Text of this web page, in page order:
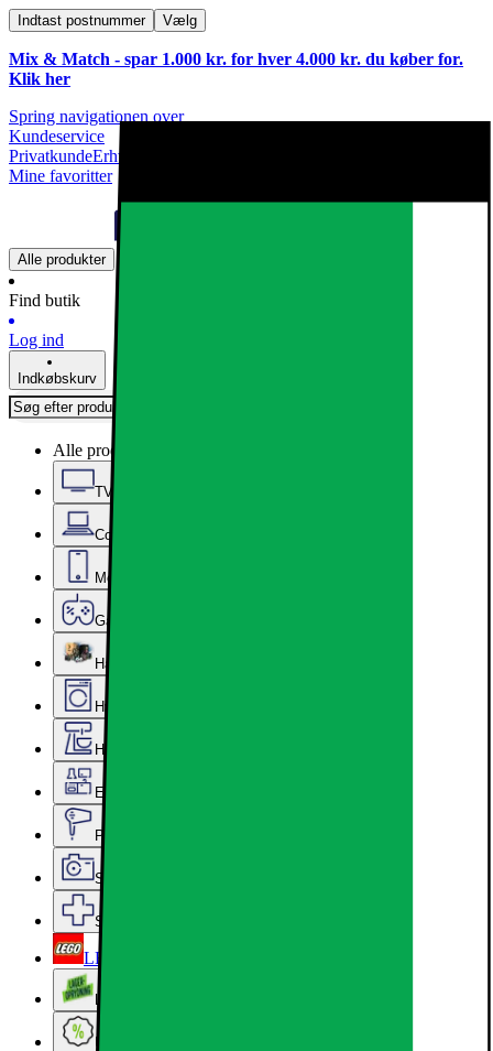
Indtast postnummer Vælg
Mix & Match - spar 1.000 kr. for hver 4.000 kr. du køber for.
Klik her
Spring navigationen over
Kundeservice
PrivatkundeErhvervskunde
Mine favoritter
Alle produkter
Find butik
Log ind
Indkøbskurv
Alle produkter
TV, Lyd & Smart Home
Computer & Kontor
Mobil, Tablet & Smartwatch
Gaming
Hardware
Hvidevarer
Hjem, Rengøring & Køkkenudstyr
Epoq køkken & bryggers
Personlig pleje, Skønhed & Velvære
Sport, Fritid & Hobby
Services & tilbehør
LEGO
Lageroprydning
Ugens tilbud - og andre gode priser